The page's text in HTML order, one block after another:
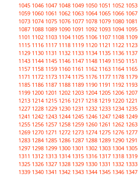
1045 1046 1047 1048 1049 1050 1051 1052 1053
1059 1060 1061 1062 1063 1064 1065 1066 1067
1073 1074 1075 1076 1077 1078 1079 1080 1081
1087 1088 1089 1090 1091 1092 1093 1094 1095
1101 1102 1103 1104 1105 1106 1107 1108 1109
1115 1116 1117 1118 1119 1120 1121 1122 1123
1129 1130 1131 1132 1133 1134 1135 1136 1137
1143 1144 1145 1146 1147 1148 1149 1150 1151
1157 1158 1159 1160 1161 1162 1163 1164 1165
1171 1172 1173 1174 1175 1176 1177 1178 1179
1185 1186 1187 1188 1189 1190 1191 1192 1193
1199 1200 1201 1202 1203 1204 1205 1206 1207
1213 1214 1215 1216 1217 1218 1219 1220 1221
1227 1228 1229 1230 1231 1232 1233 1234 1235
1241 1242 1243 1244 1245 1246 1247 1248 1249
1255 1256 1257 1258 1259 1260 1261 1262 1263
1269 1270 1271 1272 1273 1274 1275 1276 1277
1283 1284 1285 1286 1287 1288 1289 1290 1291
1297 1298 1299 1300 1301 1302 1303 1304 1305
1311 1312 1313 1314 1315 1316 1317 1318 1319
1325 1326 1327 1328 1329 1330 1331 1332 1333
1339 1340 1341 1342 1343 1344 1345 1346 1347